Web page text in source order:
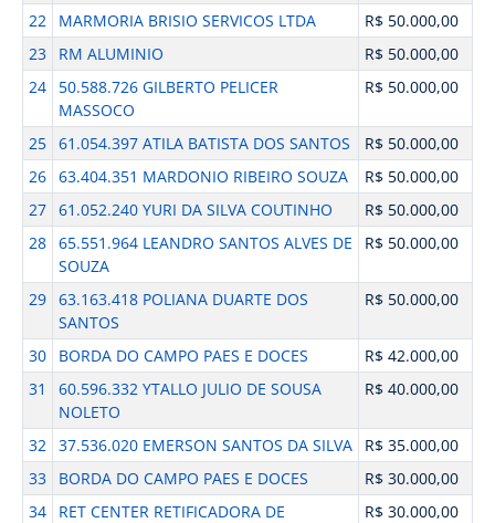
22
MARMORIA BRISIO SERVICOS LTDA
R$ 50.000,00
23
RM ALUMINIO
R$ 50.000,00
24
50.588.726 GILBERTO PELICER
MASSOCO
R$ 50.000,00
25 61.054.397 ATILA BATISTA DOS SANTOS
R$ 50.000,00
26 63.404.351 MARDONIO RIBEIRO SOUZA
R$ 50.000,00
27 61.052.240 YURI DA SILVA COUTINHO
R$ 50.000,00
28 65.551.964 LEANDRO SANTOS ALVES DE
SOUZA
R$ 50.000,00
29 63.163.418 POLIANA DUARTE DOS
SANTOS
R$ 50.000,00
30 BORDA DO CAMPO PAES E DOCES
R$ 42.000,00
31
60.596.332 YTALLO JULIO DE SOUSA
NOLETO
R$ 40.000,00
32 37.536.020 EMERSON SANTOS DA SILVA
R$ 35.000,00
33
BORDA DO CAMPO PAES E DOCES
R$ 30.000,00
34
RET CENTER RETIFICADORA DE
R$ 30.000,00